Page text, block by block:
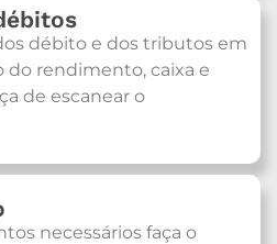
débito e dos tributos em
do rendimento, caixa e
de escanear o
necessários faça o